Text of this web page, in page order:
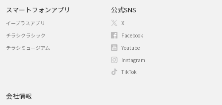
スマートフォンアプリ
イープラスアプリ
チラシクラシック
チラシミュージアム
公式SNS
X
Facebook
Youtube
Instagram
TikTok
会社情報